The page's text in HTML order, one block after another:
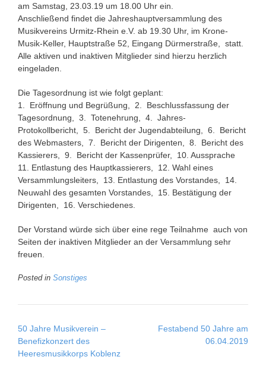
am Samstag, 23.03.19 um 18.00 Uhr ein.
Anschließend findet die Jahreshauptversammlung des
Musikvereins Urmitz-Rhein e.V. ab 19.30 Uhr, im Krone-
Musik-Keller, Hauptstraße 52, Eingang Dürmerstraße, statt.
Alle aktiven und inaktiven Mitglieder sind hierzu herzlich
eingeladen.
Die Tagesordnung ist wie folgt geplant:
1. Eröffnung und Begrüßung, 2. Beschlussfassung der
Tagesordnung, 3. Totenehrung, 4. Jahres-
Protokollbericht, 5. Bericht der Jugendabteilung, 6. Bericht
des Webmasters, 7. Bericht der Dirigenten, 8. Bericht des
Kassierers, 9. Bericht der Kassenprüfer, 10. Aussprache
11. Entlastung des Hauptkassierers, 12. Wahl eines
Versammlungsleiters, 13. Entlastung des Vorstandes, 14.
Neuwahl des gesamten Vorstandes, 15. Bestätigung der
Dirigenten, 16. Verschiedenes.
Der Vorstand würde sich über eine rege Teilnahme auch von
Seiten der inaktiven Mitglieder an der Versammlung sehr
freuen.
Posted in Sonstiges
Post
navigation
50 Jahre Musikverein –
Benefizkonzert des
Heeresmusikkorps Koblenz
Festabend 50 Jahre am
06.04.2019